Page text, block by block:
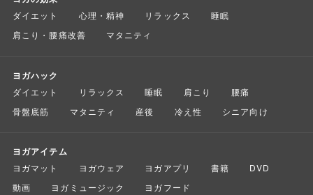
ダイエット 心理・精神 リラックス
睡眠
肩こり・腰痛改善
マタニティ
ヨガハック
ダイエット リラックス 睡眠 肩こり
腰痛
骨盤底筋
マタニティ 産後 冷え性 シニア向け
ヨガアイテム
ヨガマット ヨガウェア ヨガアプリ 書籍
DVD
動画
ヨガミュージック ヨガフード